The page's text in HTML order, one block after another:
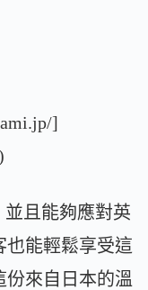
]
且能夠應對英
也能輕鬆享受這
來自日本的溫